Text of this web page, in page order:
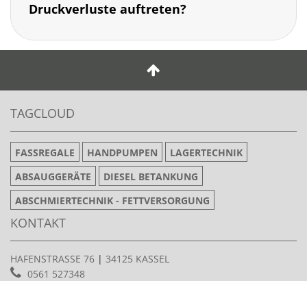
Druckverluste auftreten?
TAGCLOUD
FASSREGALE HANDPUMPEN
LAGERTECHNIK
ABSAUGGERÄTE
DIESEL BETANKUNG
ABSCHMIERTECHNIK - FETTVERSORGUNG
KONTAKT
HAFENSTRASSE 76 | 34125 KASSEL
0561 527348